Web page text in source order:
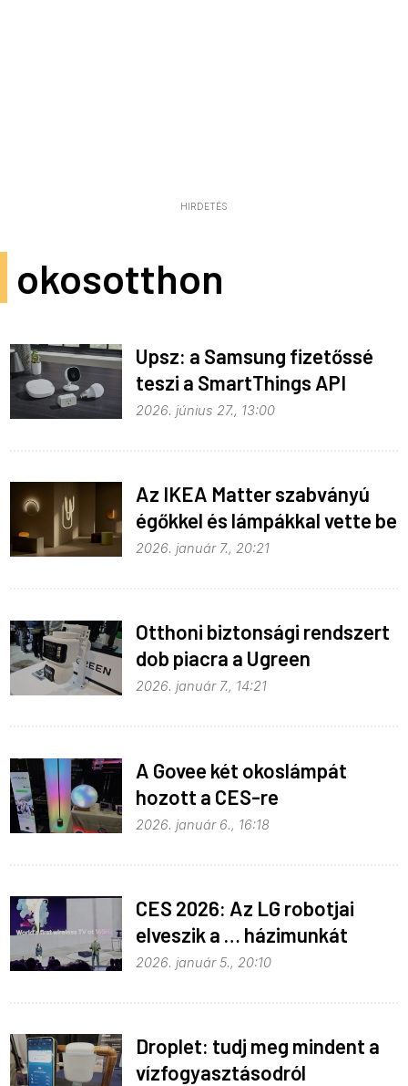
HIRDETÉS
okosotthon
Upsz: a Samsung fizetőssé
teszi a SmartThings API
hozzáférést
2026. június 27., 13:00
Az IKEA Matter szabványú
égőkkel és lámpákkal vette be
Las Vegast
2026. január 7., 20:21
Otthoni biztonsági rendszert
dob piacra a Ugreen
2026. január 7., 14:21
A Govee két okoslámpát
hozott a CES-re
2026. január 6., 16:18
CES 2026: Az LG robotjai
elveszik a … házimunkát
2026. január 5., 20:10
Droplet: tudj meg mindent a
vízfogyasztásodról